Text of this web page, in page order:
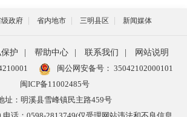
政府 省内地市 三明县区 新闻媒体
护 帮助中心 联系我们
网站说明
闽公网安备号： 35042102000101
闽ICP备11002485号
址：明溪县雪峰镇民主路459号